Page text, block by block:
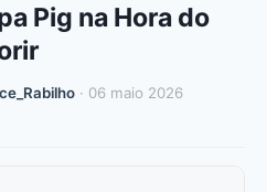
Pig na Hora do
· 06 maio 2026